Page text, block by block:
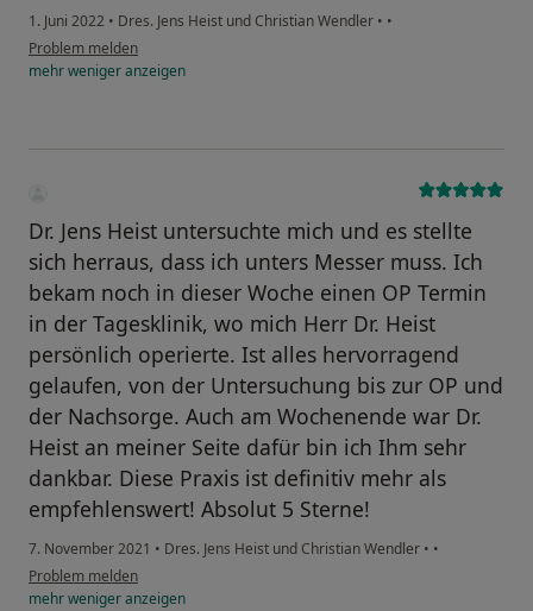
1. Juni 2022 • Dres. Jens Heist und Christian Wendler • •
Problem melden
mehrwenigeranzeigen
Dr. Jens Heist untersuchte mich und es stellte
sich herraus, dass ich unters Messer muss. Ich
bekam noch in dieser Woche einen OP Termin
in der Tagesklinik, wo mich Herr Dr. Heist
persönlich operierte. Ist alles hervorragend
gelaufen, von der Untersuchung bis zur OP und
der Nachsorge. Auch am Wochenende war Dr.
Heist an meiner Seite dafür bin ich Ihm sehr
dankbar. Diese Praxis ist definitiv mehr als
empfehlenswert! Absolut 5 Sterne!
7. November 2021 • Dres. Jens Heist und Christian Wendler • •
Problem melden
mehrwenigeranzeigen